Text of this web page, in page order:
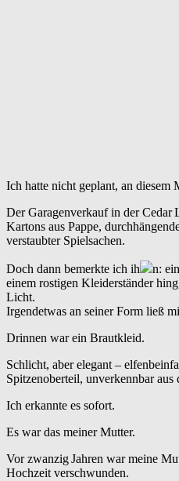
Ich hatte nicht geplant, an diesem
Der Garagenverkauf in der Cedar
Kartons aus Pappe,
verstaubter Spielsachen.
Doch dann bemerkte ich ih
n:
einem rostigen Kleiderständer
Licht.
Ir­gendetwas an seiner Form ließ
Drinnen war ein Brautkleid.
Schlicht, aber elegant –
Spitzenoberteil, unverkennbar aus
Ich erkannte es sofort.
Es war das meiner Mutter.
Vor zwanzig Jahren war meine
Hochzeit verschwunden.